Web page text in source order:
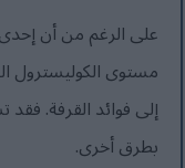
على الرغم من أن
إلى فوائد القرفة.
بطرق أخرى.